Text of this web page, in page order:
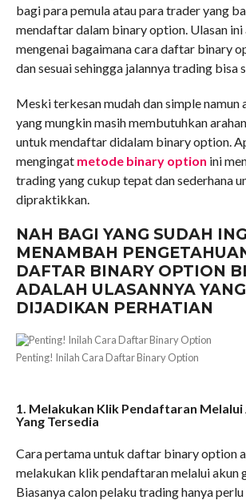
bagi para pemula atau para trader yang
mendaftar dalam binary option. Ulasan ini
mengenai bagaimana cara daftar binary
dan sesuai sehingga jalannya trading bisa
Meski terkesan mudah dan simple namun
yang mungkin masih membutuhkan
untuk mendaftar didalam binary option.
mengingat metode binary option ini
trading yang cukup tepat dan sederhana
dipraktikkan.
NAH BAGI YANG SUDAH
MENAMBAH
DAFTAR BINARY OPTION
ADALAH ULASANNYA
DIJADIKAN PERHATIAN
Penting! Inilah Cara Daftar Binary Option
1. Melakukan Klik Pendaftaran Melalui
Yang Tersedia
Cara pertama untuk daftar binary option
melakukan klik pendaftaran melalui akun
Biasanya calon pelaku trading hanya